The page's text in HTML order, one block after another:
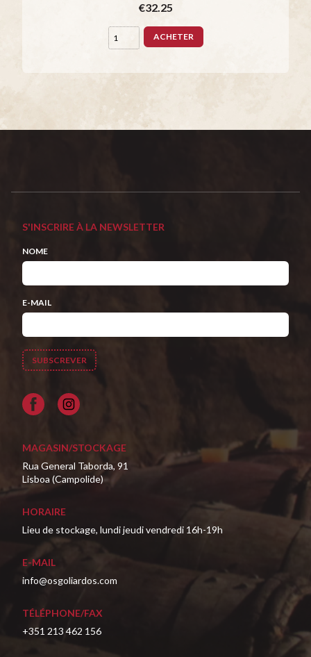
€32.25
ACHETER
S'INSCRIRE À LA NEWSLETTER
NOME
E-MAIL
Facebook
MAGASIN/STOCKAGE
Rua General Taborda, 91
Lisboa (Campolide)
HORAIRE
Lieu de stockage, lundi jeudi vendredi 16h-19h
E-MAIL
info@osgoliardos.com
TÉLÉPHONE/FAX
+351 213 462 156